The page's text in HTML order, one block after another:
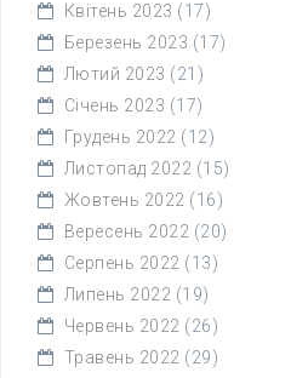
Квітень 2023 (17)
Березень 2023 (17)
Лютий 2023 (21)
Січень 2023 (17)
Грудень 2022 (12)
Листопад 2022 (15)
Жовтень 2022 (16)
Вересень 2022 (20)
Серпень 2022 (13)
Липень 2022 (19)
Червень 2022 (26)
Травень 2022 (29)